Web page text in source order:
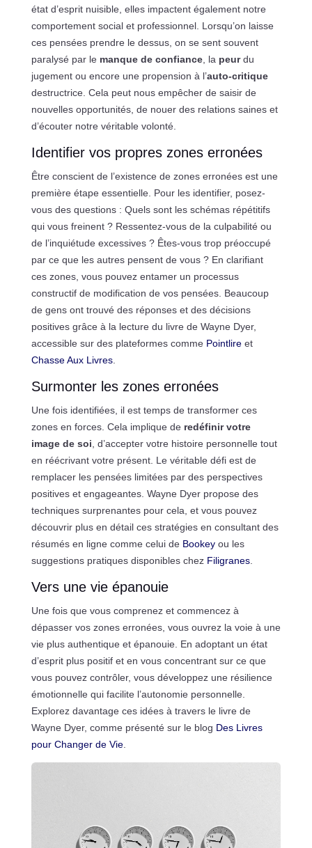
état d’esprit nuisible, elles impactent également notre
comportement social et professionnel. Lorsqu’on laisse
ces pensées prendre le dessus, on se sent souvent
paralysé par le manque de confiance, la peurdu
jugement ou encore une propension à l’auto-critique
destructrice. Cela peut nous empêcher de saisir de
nouvelles opportunités, de nouer des relations saines et
d’écouter notre véritable volonté.
Identifier vos propres zones erronées
Être conscient de l’existence de zones erronées est une
première étape essentielle. Pour les identifier, posez-
vous des questions : Quels sont les schémas répétitifs
qui vous freinent ? Ressentez-vous de la culpabilité ou
de l’inquiétude excessives ? Êtes-vous trop préoccupé
par ce que les autres pensent de vous ? En clarifiant
ces zones, vous pouvez entamer un processus
constructif de modification de vos pensées. Beaucoup
de gens ont trouvé des réponses et des décisions
positives grâce à la lecture du livre de Wayne Dyer,
accessible sur des plateformes comme Pointlireet
Chasse Aux Livres.
Surmonter les zones erronées
Une fois identifiées, il est temps de transformer ces
zones en forces. Cela implique de redéfinir votre
image de soi , d’accepter votre histoire personnelle tout
en réécrivant votre présent. Le véritable défi est de
remplacer les pensées limitées par des perspectives
positives et engageantes. Wayne Dyer propose des
techniques surprenantes pour cela, et vous pouvez
découvrir plus en détail ces stratégies en consultant des
résumés en ligne comme celui de Bookeyou les
suggestions pratiques disponibles chez Filigranes.
Vers une vie épanouie
Une fois que vous comprenez et commencez à
dépasser vos zones erronées, vous ouvrez la voie à une
vie plus authentique et épanouie. En adoptant un état
d’esprit plus positif et en vous concentrant sur ce que
vous pouvez contrôler, vous développez une résilience
émotionnelle qui facilite l’autonomie personnelle.
Explorez davantage ces idées à travers le livre de
Wayne Dyer, comme présenté sur le blog Des Livres
pour Changer de Vie.